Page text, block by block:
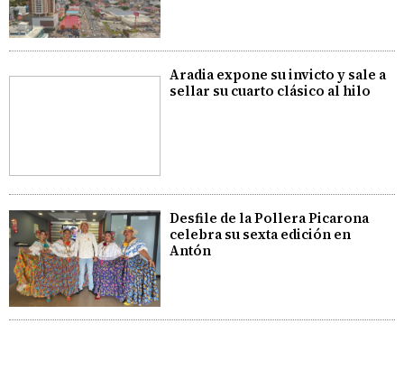
Aradia expone su invicto y sale a
sellar su cuarto clásico al hilo
Desfile de la Pollera Picarona
celebra su sexta edición en
Antón